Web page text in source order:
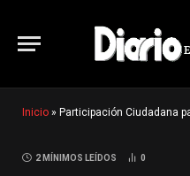
Inicio » Participación Ciudadana pasa
2 MÍNIMOS LEÍDOS 0